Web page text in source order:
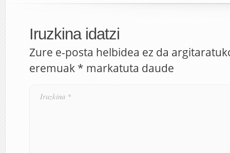
Iruzkina idatzi
Zure e-posta helbidea ez da
eremuak * markatuta daude